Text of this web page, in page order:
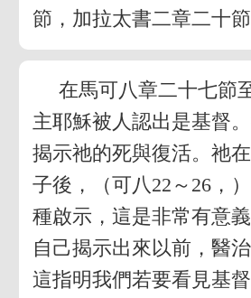
節，加拉太書二章二十節
在馬可八章二十七節
主耶穌被人認出是基督
揭示祂的死與復活。祂
子後，（可八22～26，
種啟示，這是非常有意
自己揭示出來以前，醫
這指明我們若要看見基